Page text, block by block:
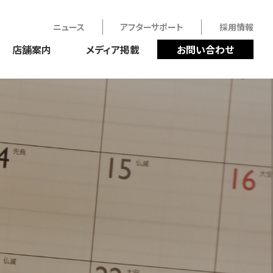
ニュース アフターサポート 採用情報
店舗案内 メディア掲載 お問い合わせ